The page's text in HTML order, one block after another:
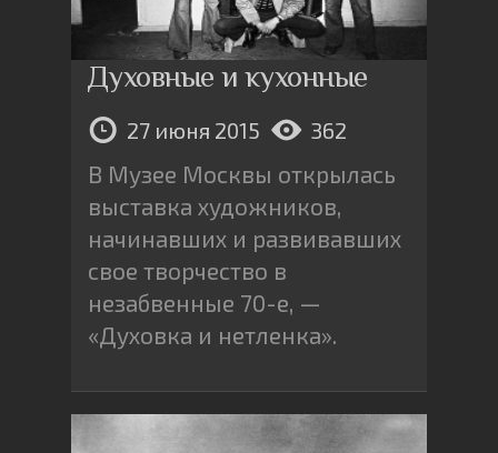
Духовные и кухонные
27 июня 2015 362
В Музее Москвы открылась
выставка художников,
начинавших и развивавших
свое творчество в
незабвенные 70-е, —
«Духовка и нетленка».